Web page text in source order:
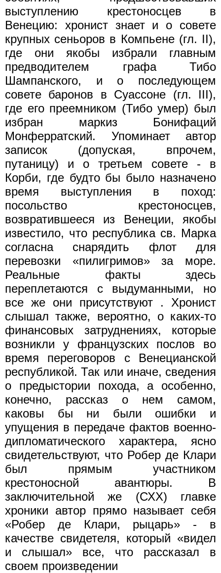
выступлению крестоносцев в
Венецию: хронист знает и о совете
крупных сеньоров в Компьене (гл. II),
где они якобы избрали главным
предводителем графа Тибо
Шампанского, и о последующем
совете баронов в Суассоне (гл. III),
где его преемником (Тибо умер) был
избран маркиз Бонифаций
Монферратский. Упоминает автор
записок (допуская, впрочем,
путаницу) и о третьем совете - в
Корби, где будто бы было назначено
время выступления в поход:
посольство крестоносцев,
возвратившееся из Венеции, якобы
известило, что республика св. Марка
согласна снарядить флот для
перевозки «пилигримов» за море.
Реальные факты здесь
переплетаются с выдуманными, но
все же они присутствуют . Хронист
слышал также, вероятно, о каких-то
финансовых затруднениях, которые
возникли у французских послов во
время переговоров с Венецианской
республикой. Так или иначе, сведения
о предыстории похода, а особенно,
конечно, рассказ о нем самом,
каковы бы ни были ошибки и
упущения в передаче фактов военно-
дипломатического характера, ясно
свидетельствуют, что Робер де Клари
был прямым участником
крестоносной авантюры. В
заключительной же (СХХ) главке
хроники автор прямо называет себя
«Робер де Клари, рыцарь» - в
качестве свидетеля, который «видел
и слышал» все, что рассказал в
своем произведении